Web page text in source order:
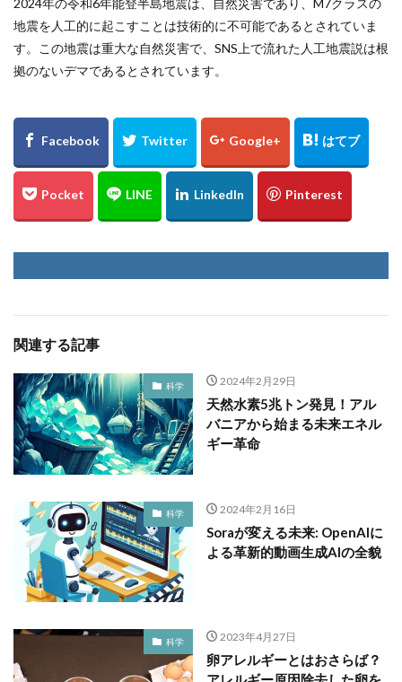
2024年の令和6年能登半島地震は、自然災害であり、M7クラスの
地震を人工的に起こすことは技術的に不可能であるとされていま
す。この地震は重大な自然災害で、SNS上で流れた人工地震説は根
拠のないデマであるとされています。
関連する記事
科学 2024年2月29日
天然水素5兆トン発見！アル
バニアから始まる未来エネル
ギー革命
科学 2024年2月16日
Soraが変える未来: OpenAIに
よる革新的動画生成AIの全貌
科学 2023年4月27日
卵アレルギーとはおさらば？